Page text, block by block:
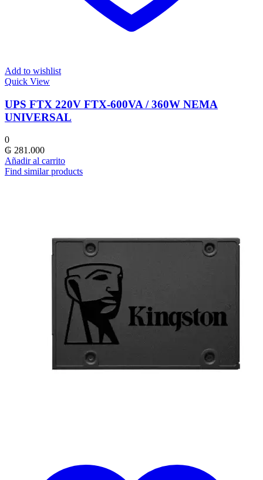
Add to wishlist
Quick View
UPS FTX 220V FTX-600VA / 360W NEMA
UNIVERSAL
0
₲ 281.000
Añadir al carrito
Find similar products